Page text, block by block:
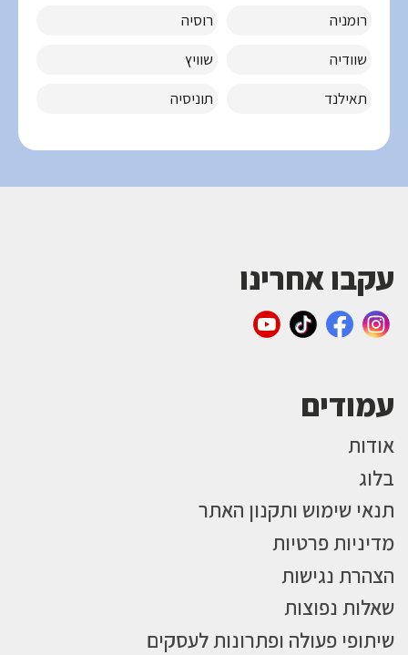
רומניה
רוסיה
שוודיה
שוויץ
תאילנד
תוניסיה
עקבו אחרינו
עמודים
אודות
בלוג
תנאי שימוש ותקנון האתר
מדיניות פרטיות
הצהרת נגישות
שאלות נפוצות
שיתופי פעולה ופתרונות לעסקים